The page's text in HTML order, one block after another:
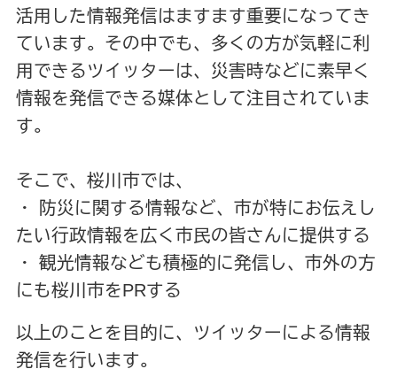
活用した情報発信はますます重要になってき
ています。その中でも、多くの方が気軽に利
用できるツイッターは、災害時などに素早く
情報を発信できる媒体として注目されていま
す。
そこで、桜川市では、
・ 防災に関する情報など、市が特にお伝えし
たい行政情報を広く市民の皆さんに提供する
・ 観光情報なども積極的に発信し、市外の方
にも桜川市をPRする
以上のことを目的に、ツイッターによる情報
発信を行います。